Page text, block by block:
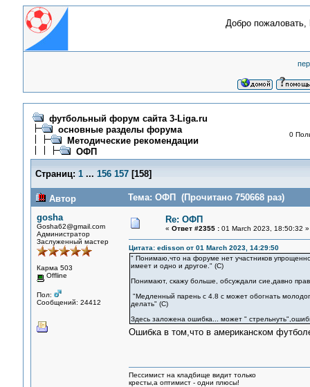
Добро пожаловать,
футбольный форум сайта 3-Liga.ru
основные разделы форума
Методические рекомендации
ОФП
0
Страниц: 1 ... 156 157[158]
Автор
Тема: ОФП (Прочитано 750668 раз)
gosha
Gosha62@gmail.com
Администратор
Заслуженный мастер
Карма 503
Offline
Пол:
Сообщений: 24412
Re: ОФП
« Ответ #2355 :01 March 2023, 18:50:32 »
Цитата: edisson от 01 March 2023, 14:29:50
" Понимаю,что на форуме нет участников
имеет и одно и другое." (С)
Понимают, скажу больше, обсуждали сие,давно
"Медленный парень с 4.8 с может обогнать
делать" (С)
Здесь заложена ошибка... может "
Ошибка в том,что в американском
Пессимист на кладбище видит только
кресты,а оптимист - одни плюсы!